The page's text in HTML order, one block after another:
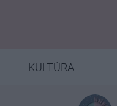
KULTÚRA